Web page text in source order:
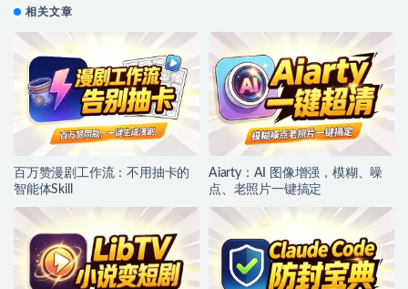
相关文章
百万赞漫剧工作流：不用抽卡的
智能体Skill
Aiarty：AI 图像增强，模糊、噪
点、老照片一键搞定